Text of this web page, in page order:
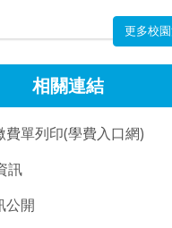
更多校
相關連結
費單列印(學費入口網)
訊
公開